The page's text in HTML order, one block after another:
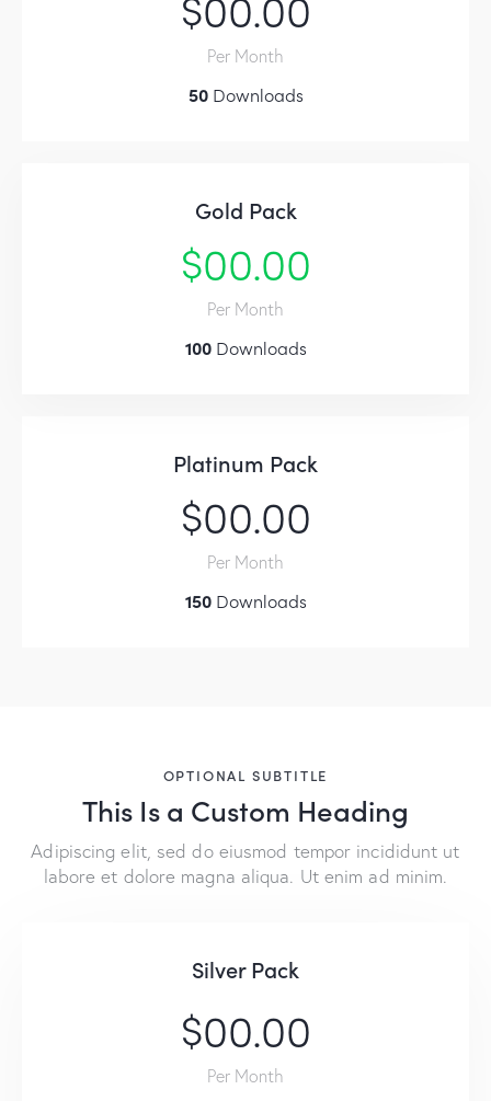
Per Month
50Downloads
Gold Pack
$00.00
Per Month
100Downloads
Platinum Pack
$00.00
Per Month
150Downloads
OPTIONAL SUBTITLE
This Is a Custom Heading
Adipiscing elit, sed do eiusmod tempor incididunt ut
labore et dolore magna aliqua. Ut enim ad minim.
Silver Pack
$00.00
Per Month